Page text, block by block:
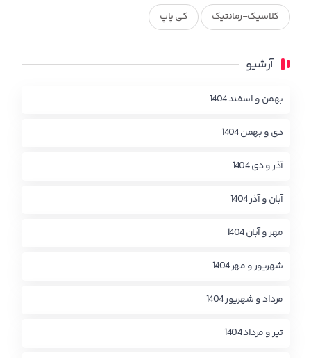
کلاسیک-رمانتیک کی پاپ
آرشیو
بهمن و اسفند 1404
دی و بهمن 1404
آذر و دی 1404
آبان و آذر 1404
مهر و آبان 1404
شهریور و مهر 1404
مرداد و شهریور 1404
تیر و مرداد 1404